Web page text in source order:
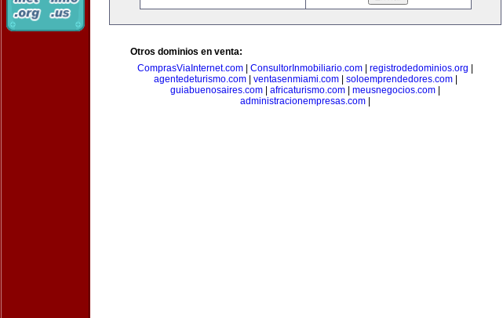
Otros dominios en venta:
ComprasViaInternet.com
ConsultorInmobiliario.com registrodedominios.org
agentedeturismo.com| ventasenmiami.com| soloemprendedores.com|
guiabuenosaires.com
africaturismo.com meusnegocios.com
administracionempresas.com